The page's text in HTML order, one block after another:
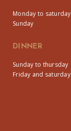
Monday to saturday
Sunday
DINNER
Sunday to thursday
Friday and saturday